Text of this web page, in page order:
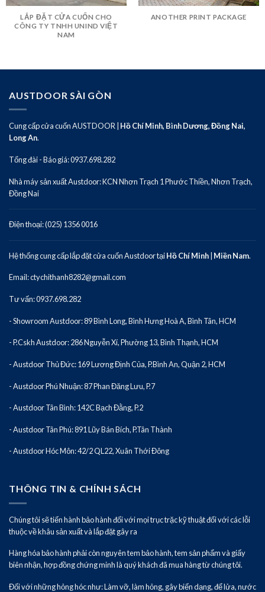
LẮP ĐẶT CỬA CUỐN CHO
CÔNG TY TNHH UNIND VIỆT
NAM
ANOTHER PRINT PACKAGE
AUSTDOOR SÀI GÒN
Cung cấp cửa cuốn AUSTDOOR | Hồ Chí Minh, Bình Dương, Đồng Nai,
Long An.
Tổng đài - Báo giá: 0937.698.282
Nhà máy sản xuất Austdoor: KCN Nhơn Trạch 1 Phước Thiền, Nhơn Trạch,
Đồng Nai
Điện thoại: (025) 1356 0016
Hệ thống cung cấp lắp đặt cửa cuốn Austdoor tạiHồ Chí Minh Miền Nam.
Email: ctychithanh8282@gmail.com
Tư vấn: 0937.698.282
- Showroom Austdoor: 89 Bình Long, Bình Hưng Hoà A, Bình Tân, HCM
- P.Cskh Austdoor: 286 Nguyễn Xí, Phường 13, Bình Thạnh, HCM
- Austdoor Thủ Đức: 169 Lương Định Của, P.Bình An, Quận 2, HCM
- Austdoor Phú Nhuận: 87 Phan Đăng Lưu, P.7
- Austdoor Tân Bình: 142C Bạch Đằng, P.2
- Austdoor Tân Phú: 891 Lũy Bán Bích, P.Tân Thành
- Austdoor Hóc Môn: 42/2 QL22, Xuân Thới Đông
THÔNG TIN & CHÍNH SÁCH
Chúng tôi sẽ tiến hành bảo hành đối với mọi trục trặc kỹ thuật đối với các lỗi
thuộc về khâu sản xuất và lắp đặt gây ra
Hàng hóa bảo hành phải còn nguyên tem bảo hành, tem sản phẩm và giấy
biên nhận, hợp đồng chứng minh là quý khách đã mua hàng từ chúng tôi.
Đối với những hỏng hóc như: Làm vỡ, làm hỏng, gây biến dạng, để lửa, nước